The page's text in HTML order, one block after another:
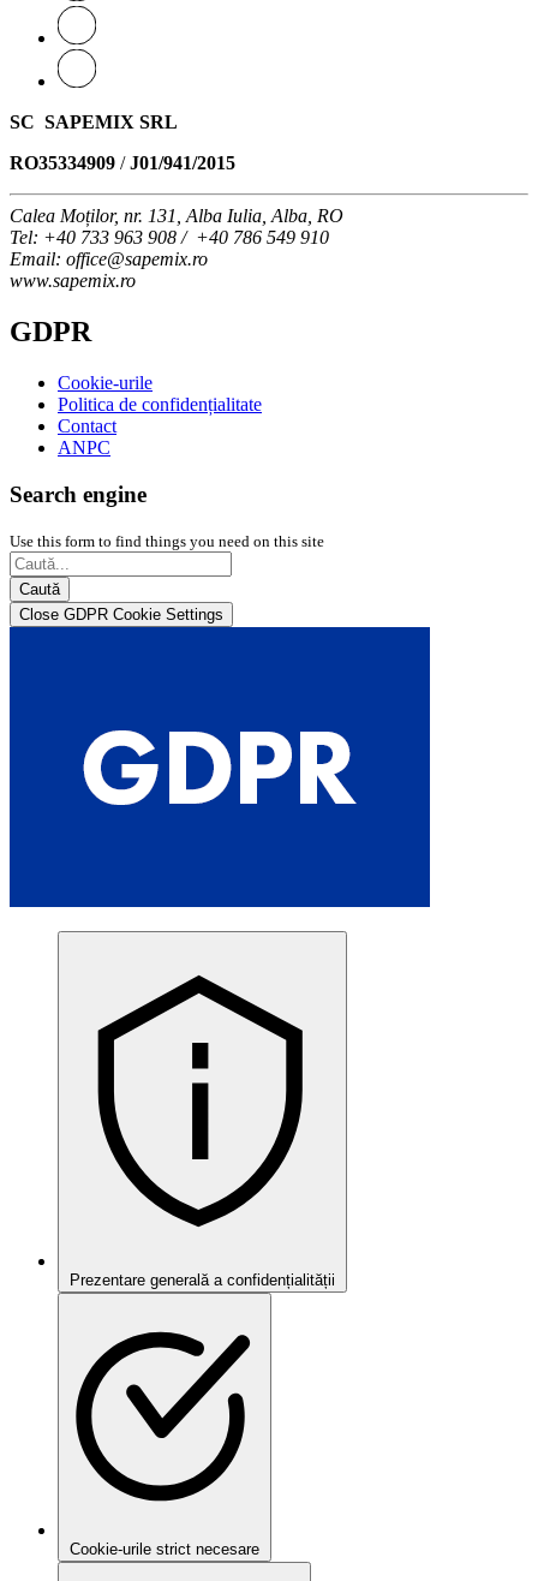
SC SAPEMIX SRL
RO35334909 /J01/941/2015
Calea Moților, nr. 131, Alba Iulia, Alba, RO
Tel: +40 733 963 908 / +40 786 549 910
Email: office@sapemix.ro
www.sapemix.ro
GDPR
Cookie-urile
Politica de confidențialitate
Contact
ANPC
Search engine
Use this form to find things you need on this site
Caută
Close GDPR Cookie Settings
Prezentare generală a confidențialității
Cookie-urile strict necesare